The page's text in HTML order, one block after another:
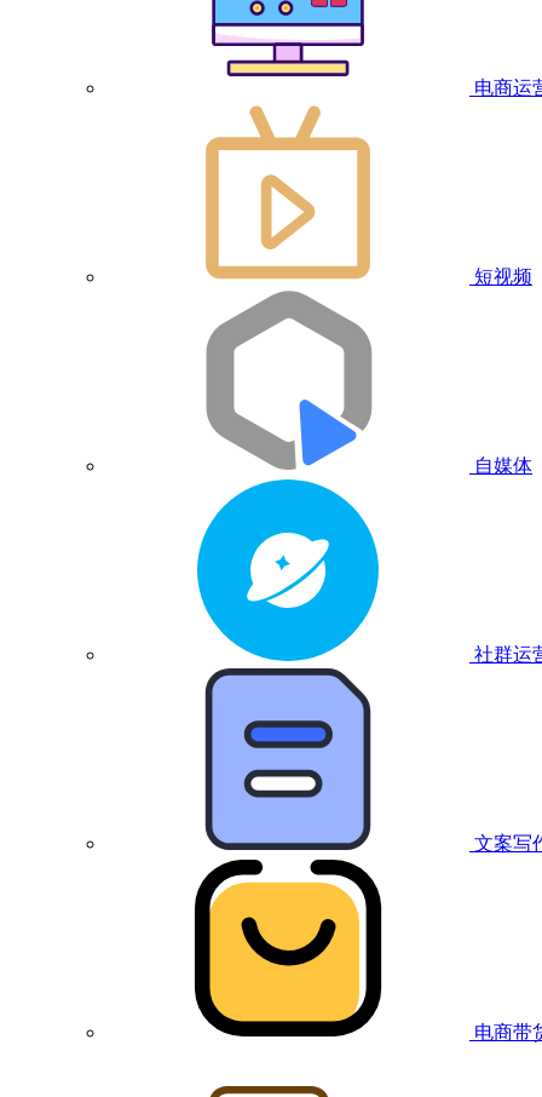
电商运
短视频
自媒体
社群运
文案写
电商带